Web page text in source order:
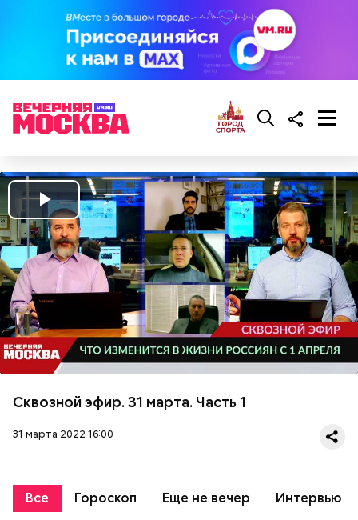
Play
Video
Сквозной эфир. 31 марта. Часть 1
31 марта 2022 16:00
Все Гороскоп Еще не вечер Интервью